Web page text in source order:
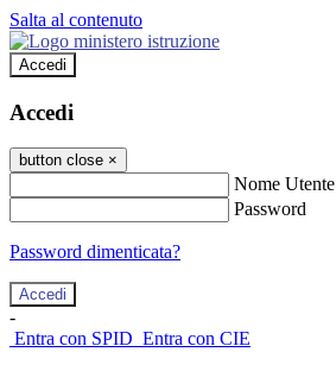
Salta al contenuto
Accedi
Accedi
button close ×
Nome Utente
Password
Password dimenticata?
-
Entra con SPID Entra con CIE